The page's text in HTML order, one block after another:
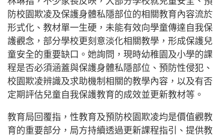
防校園欺凌及保護身體私隱部位的相關教育內容流於
形式化、教材單一生硬，未能有效向學童傳達自我保
護觀念，部分學校更刻意淡化相關教學，形成保護兒
童安全的重要缺口。她詢問，現時幼稚園及小學的課
程是否必須涵蓋與保護身體私隱部位、預防性侵犯、
校園欺凌辨識及求助機制相關的教學內容，以及有否
定期評估兒童自我保護教育的成效並更新教材等。
教育局回覆指，性教育及預防校園欺凌均是價值觀教
育的重要部分，局方持續透過更新課程指引、提供教